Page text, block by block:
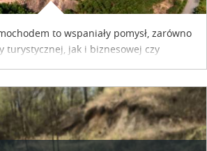
to wspaniały pomysł, zarówno
turystycznej, jak i biznesowej czy
z Hungary Vignette.